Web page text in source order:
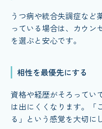
うつ病や統合失調症など
っている場合は、カウン
を選ぶと安心です。
相性を最優先にする
資格や経歴がそろってい
は出にくくなります。「
る」という感覚を大切に